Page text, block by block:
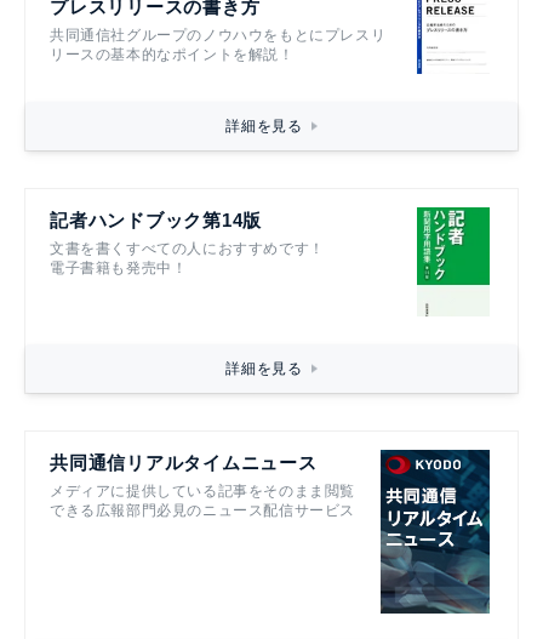
プレスリリースの書き方
共同通信社グループのノウハウをもとにプレスリ
リースの基本的なポイントを解説！
詳細を見る
記者ハンドブック第14版
文書を書くすべての人におすすめです！
電子書籍も発売中！
詳細を見る
共同通信リアルタイムニュース
メディアに提供している記事をそのまま閲覧
できる広報部門必見のニュース配信サービス